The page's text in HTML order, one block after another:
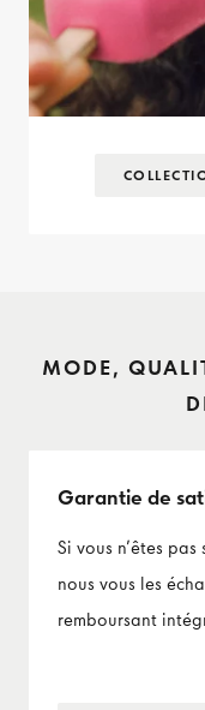
MODE,
Garantie de
Si vous n’êtes
nous vous les
remboursant